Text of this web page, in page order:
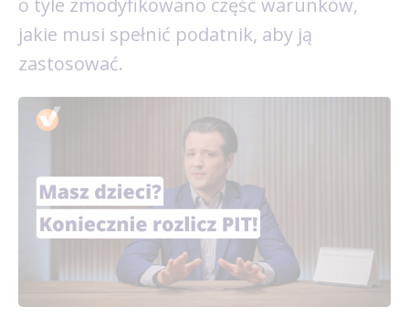
o tyle zmodyfikowano część warunków,
jakie musi spełnić podatnik, aby ją
zastosować.